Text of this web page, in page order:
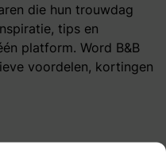
die hun trouwdag
tips en
platform. Word B&B
voordelen, kortingen